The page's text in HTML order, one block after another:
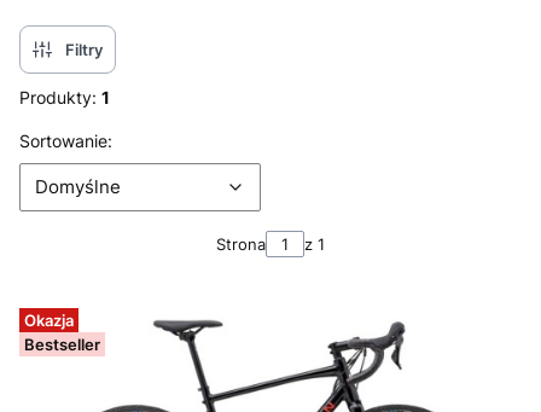
Filtry
Produkty: 1
Lista produktów
Sortowanie:
Domyślne
Strona z 1
Okazja
Bestseller